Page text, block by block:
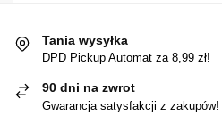
Tania wysyłka
DPD Pickup Automat za 8,99 zł!
90 dni na zwrot
Gwarancja satysfakcji z zakupów!